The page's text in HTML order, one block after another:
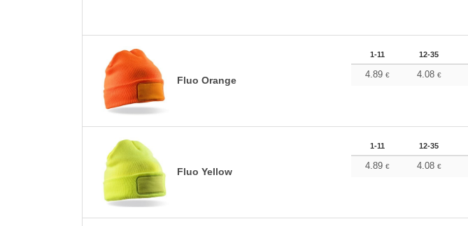
Fluo Orange
1-11 12-35
4.89 € 4.08 €
Fluo Yellow
1-11 12-35
4.89 € 4.08 €